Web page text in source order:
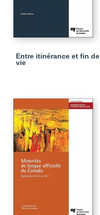
Entre itinérance et fin de
vie